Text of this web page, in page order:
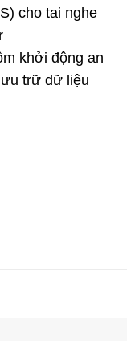
cho tai nghe
khởi động an
trữ dữ liệu